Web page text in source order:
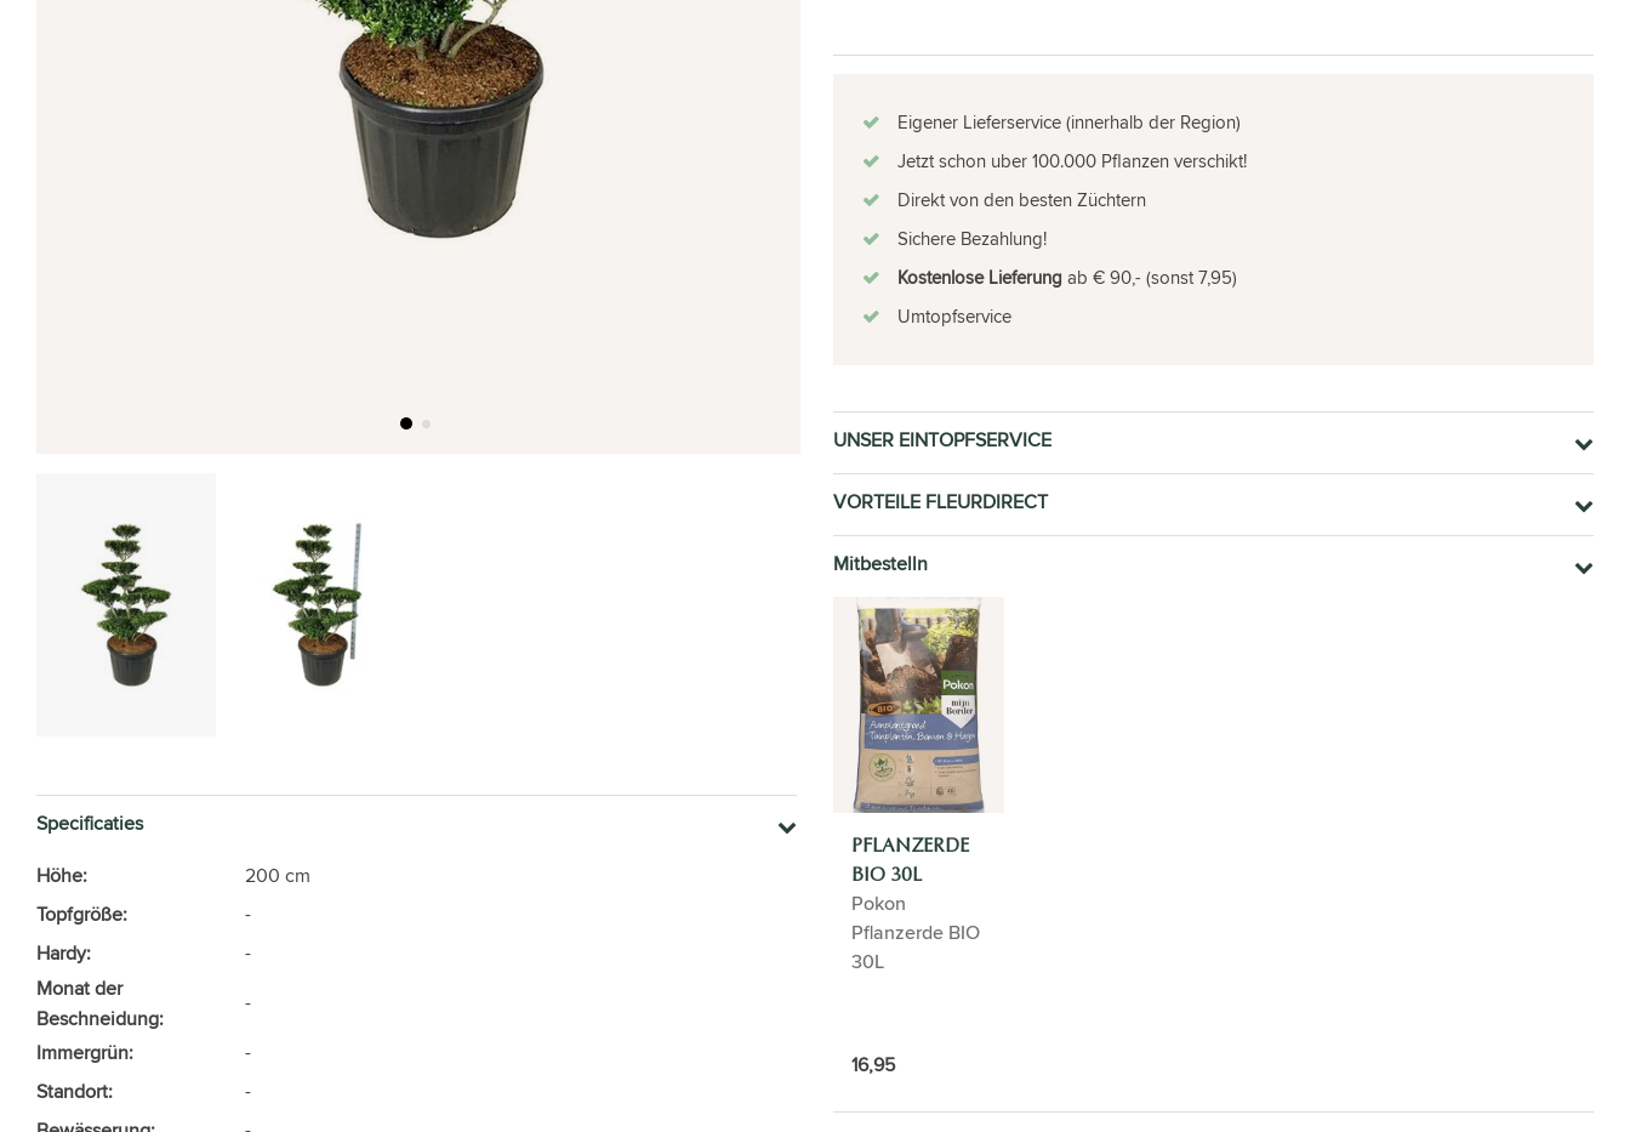
Specificaties
Höhe:
200 cm
Topfgröße:
-
Hardy:
-
Monat der
Beschneidung:
-
Immergrün:
-
Standort:
-
Eigener Lieferservice (innerhalb der Region)
Jetzt schon uber 100.000 Pflanzen verschikt!
Direkt von den besten Züchtern
Sichere Bezahlung!
Kostenlose Lieferung ab € 90,- (sonst 7,95)
Umtopfservice
UNSER EINTOPFSERVICE
VORTEILE FLEURDIRECT
Mitbestelln
PFLANZERDE
BIO 30L
Pokon
Pflanzerde BIO
30L
16,95